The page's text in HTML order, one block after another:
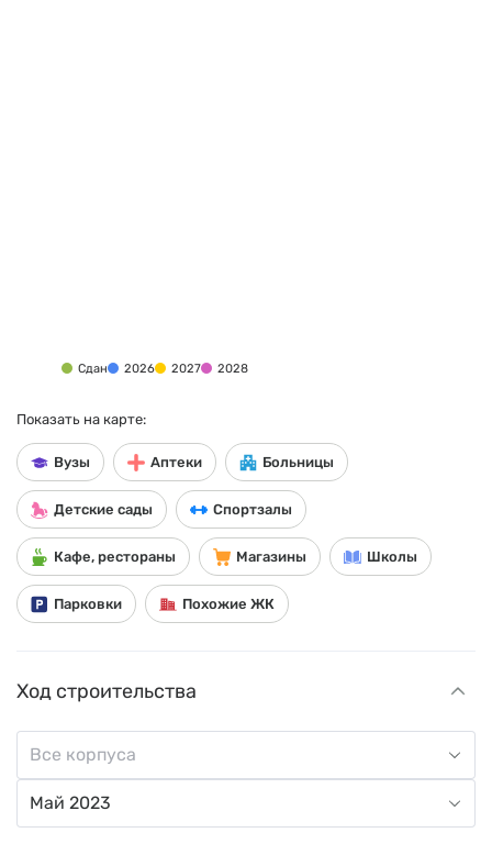
Сдан 2026 2027 2028
Показать на карте:
Вузы Аптеки Больницы
Детские сады Спортзалы
Кафе, рестораны Магазины Школы
Парковки Похожие ЖК
Ход строительства